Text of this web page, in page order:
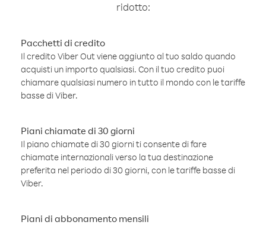
ridotto:
Pacchetti di credito
Il credito Viber Out viene aggiunto al tuo saldo quando
acquisti un importo qualsiasi. Con il tuo credito puoi
chiamare qualsiasi numero in tutto il mondo con le tariffe
basse di Viber.
Piani chiamate di 30 giorni
Il piano chiamate di 30 giorni ti consente di fare
chiamate internazionali verso la tua destinazione
preferita nel periodo di 30 giorni, con le tariffe basse di
Viber.
Piani di abbonamento mensili